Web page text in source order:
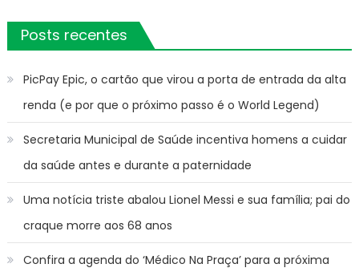
Posts recentes
PicPay Epic, o cartão que virou a porta de entrada da alta
renda (e por que o próximo passo é o World Legend)
Secretaria Municipal de Saúde incentiva homens a cuidar
da saúde antes e durante a paternidade
Uma notícia triste abalou Lionel Messi e sua família; pai do
craque morre aos 68 anos
Confira a agenda do ‘Médico Na Praça’ para a próxima